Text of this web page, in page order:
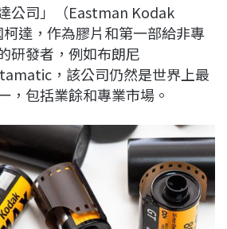
公司」（Eastman Kodak
達，作為膠片和第一部給非專
研發者，例如布朗尼
，該公司仍然是世界上最
，包括業餘和專業市場。